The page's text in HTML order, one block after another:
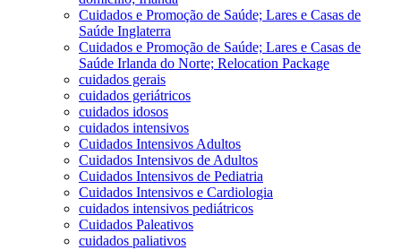
Cuidados e Promoção de Saúde; Lares e Casas de
Saúde Inglaterra
Cuidados e Promoção de Saúde; Lares e Casas de
Saúde Irlanda do Norte; Relocation Package
cuidados gerais
cuidados geriátricos
cuidados idosos
cuidados intensivos
Cuidados Intensivos Adultos
Cuidados Intensivos de Adultos
Cuidados Intensivos de Pediatria
Cuidados Intensivos e Cardiologia
cuidados intensivos pediátricos
Cuidados Paleativos
cuidados paliativos